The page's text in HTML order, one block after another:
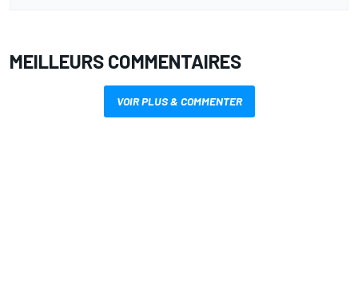
MEILLEURS COMMENTAIRES
VOIR PLUS & COMMENTER